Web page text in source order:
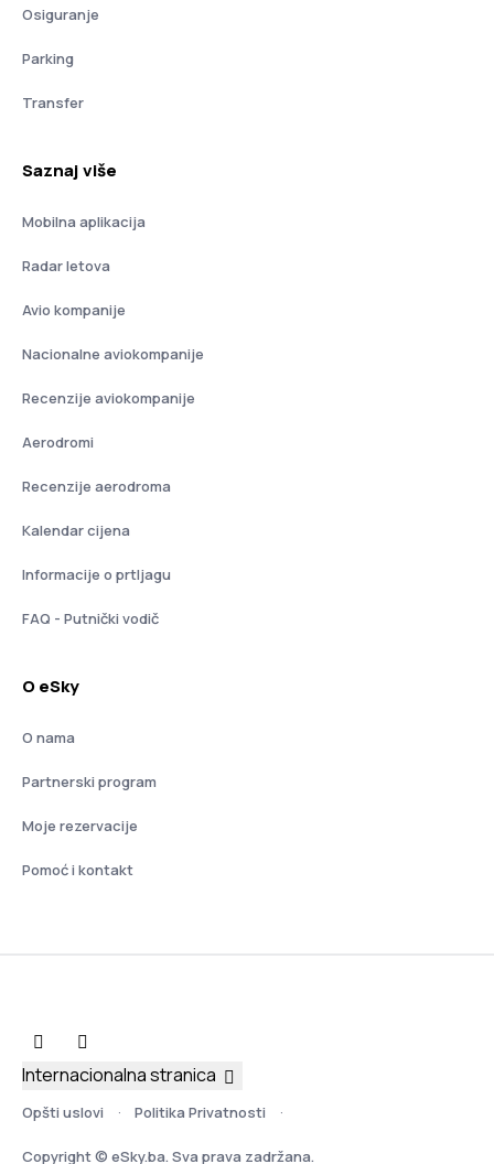
Osiguranje
Parking
Transfer
Saznaj više
Mobilna aplikacija
Radar letova
Avio kompanije
Nacionalne aviokompanije
Recenzije aviokompanije
Aerodromi
Recenzije aerodroma
Kalendar cijena
Informacije o prtljagu
FAQ - Putnički vodič
O eSky
O nama
Partnerski program
Moje rezervacije
Pomoć i kontakt
Opšti uslovi Politika Privatnosti
Copyright © eSky.ba. Sva prava zadržana.
Internacionalna stranica